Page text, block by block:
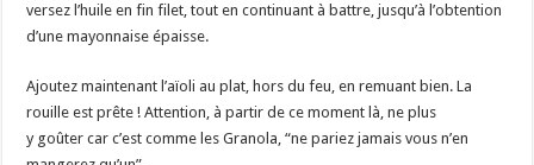
versez l’huile en fin filet, tout en continuant à battre, jusqu’à l’obtention
d’une mayonnaise épaisse.
Ajoutez maintenant l’aïoli au plat, hors du feu, en remuant bien. La
rouille est prête ! Attention, à partir de ce moment là, ne plus
y goûter car c’est comme les Granola, “ne pariez jamais vous n’en